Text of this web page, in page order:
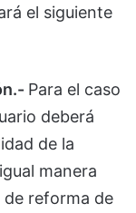
el siguiente
Para el caso
deberá
de la
manera
de reforma de